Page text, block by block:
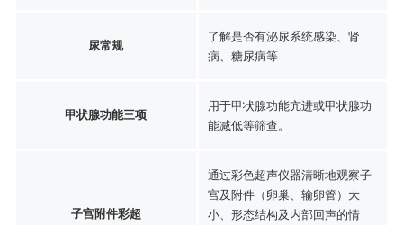
尿常规
了解是否有泌尿系统感染、肾
病、糖尿病等
甲状腺功能三项
用于甲状腺功能亢进或甲状腺功
能减低等筛查。
子宫附件彩超
通过彩色超声仪器清晰地观察子
宫及附件（卵巢、输卵管）大
小、形态结构及内部回声的情